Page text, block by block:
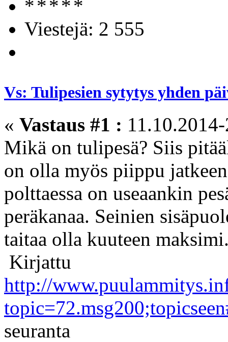
Viestejä: 2 555
Vs: Tulipesien sytytys yhden
« Vastaus #1 :
Mikä on tulipesä? Siis
on olla myös piippu
polttaessa on useaankin
peräkanaa. Seinien
taitaa olla kuuteen
Kirjattu
http://
seuranta